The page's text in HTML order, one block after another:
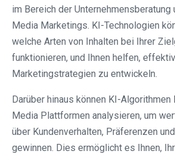
im Bereich der Unternehmensberatung
Media Marketings. KI-Technologien
welche Arten von Inhalten bei Ihrer
funktionieren, und Ihnen helfen,
Marketingstrategien zu entwickeln.
Darüber hinaus können KI-Algorithmen
Media Plattformen analysieren, um
über Kundenverhalten, Präferenzen
gewinnen. Dies ermöglicht es Ihnen,